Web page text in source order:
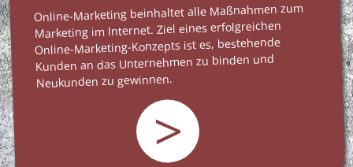
Online-Marketing beinhaltet alle Maßnahmen zum
Marketing im Internet. Ziel eines erfolgreichen
Online-Marketing-Konzepts ist es, bestehende
Kunden an das Unternehmen zu binden und
Neukunden zu gewinnen.
>